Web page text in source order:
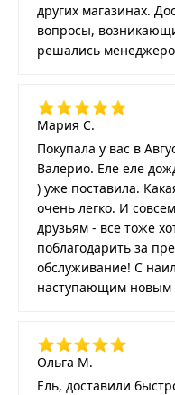
других магазинах.
вопросы,
решались
Мария С.
Покупала у вас в
Валерио. Еле еле
) уже поставила.
очень легко. И
друзьям - все тоже
поблагодарить за
обслуживание! С
наступающим новым
Ольга М.
Ель, доставили